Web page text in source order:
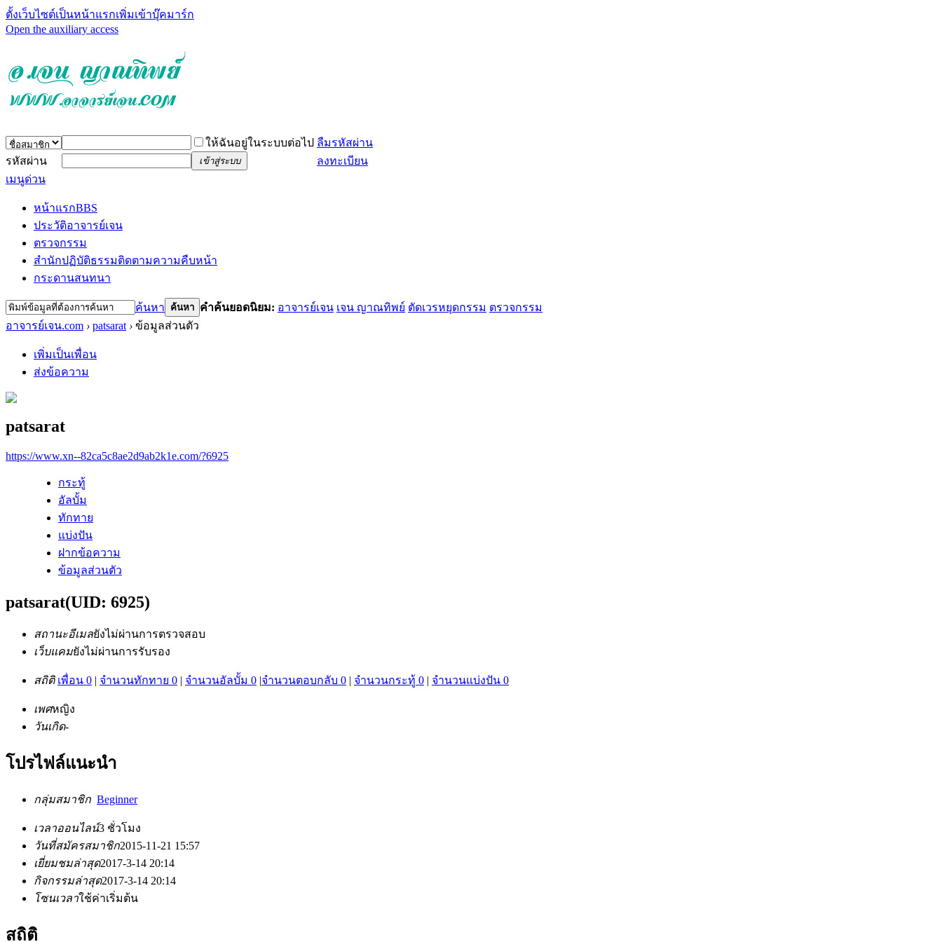
ตั้งเว็บไซต์เป็นหน้าแรกเพิ่มเข้าบุ๊คมาร์ก
Open the auxiliary access
ให้ฉันอยู่ในระบบต่อไป ลืมรหัสผ่าน
รหัสผ่าน
เข้าสู่ระบบ
ลงทะเบียน
เมนูด่วน
หน้าแรกBBS
ประวัติอาจารย์เจน
ตรวจกรรม
สำนักปฏิบัติธรรมติดตามความคืบหน้า
กระดานสนทนา
ค้นหา ค้นหา คำค้นยอดนิยม: อาจารย์เจน เจน ญาณทิพย์ ตัดเวรหยุดกรรม ตรวจกรรม
อาจารย์เจน.com › patsarat › ข้อมูลส่วนตัว
เพิ่มเป็นเพื่อน
ส่งข้อความ
patsarat
https://www.xn--82ca5c8ae2d9ab2k1e.com/?6925
กระทู้
อัลบั้ม
ทักทาย
แบ่งปัน
ฝากข้อความ
ข้อมูลส่วนตัว
patsarat(UID: 6925)
สถานะอีเมลยังไม่ผ่านการตรวจสอบ
เว็บแคมยังไม่ผ่านการรับรอง
สถิติ เพื่อน 0 | จำนวนทักทาย 0 | จำนวนอัลบั้ม 0 |จำนวนตอบกลับ 0 | จำนวนกระทู้ 0 | จำนวนแบ่งปัน 0
เพศหญิง
วันเกิด-
โปรไฟล์แนะนำ
กลุ่มสมาชิก Beginner
เวลาออนไลน์3 ชั่วโมง
วันที่สมัครสมาชิก2015-11-21 15:57
เยี่ยมชมล่าสุด2017-3-14 20:14
กิจกรรมล่าสุด2017-3-14 20:14
โซนเวลาใช้ค่าเริ่มต้น
สถิติ